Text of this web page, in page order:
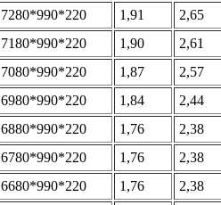
7280*990*220 1,91
2,65
7180*990*220 1,90
2,61
7080*990*220 1,87
2,57
6980*990*220 1,84
2,44
6880*990*220 1,76
2,38
6780*990*220 1,76
2,38
6680*990*220 1,76
2,38